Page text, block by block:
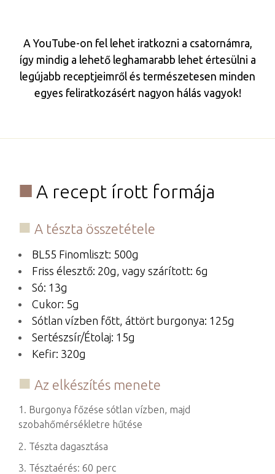
A YouTube-on fel lehet iratkozni a csatornámra,
így mindig a lehető leghamarabb lehet értesülni a
legújabb receptjeimről és természetesen minden
egyes feliratkozásért nagyon hálás vagyok!
A recept írott formája
A tészta összetétele
BL55 Finomliszt: 500g
Friss élesztő: 20g, vagy szárított: 6g
Só: 13g
Cukor: 5g
Sótlan vízben főtt, áttört burgonya: 125g
Sertészsír/Étolaj: 15g
Kefir: 320g
Az elkészítés menete
1. Burgonya főzése sótlan vízben, majd
szobahőmérsékletre hűtése
2. Tészta dagasztása
3. Tésztaérés: 60 perc